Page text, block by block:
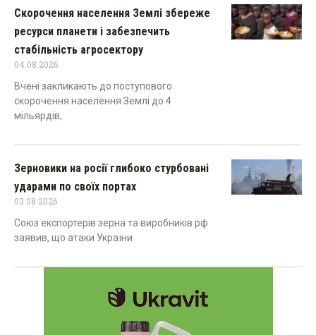
Скорочення населення Землі збереже
ресурси планети і забезпечить
стабільність агросектору
04.08.2026
Вчені закликають до поступового
скорочення населення Землі до 4
мільярдів,
Зерновики на росії глибоко стурбовані
ударами по своїх портах
03.08.2026
Союз експортерів зерна та виробників рф
заявив, що атаки України